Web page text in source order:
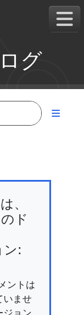
グ
、
ド
ン:
ントは
いませ